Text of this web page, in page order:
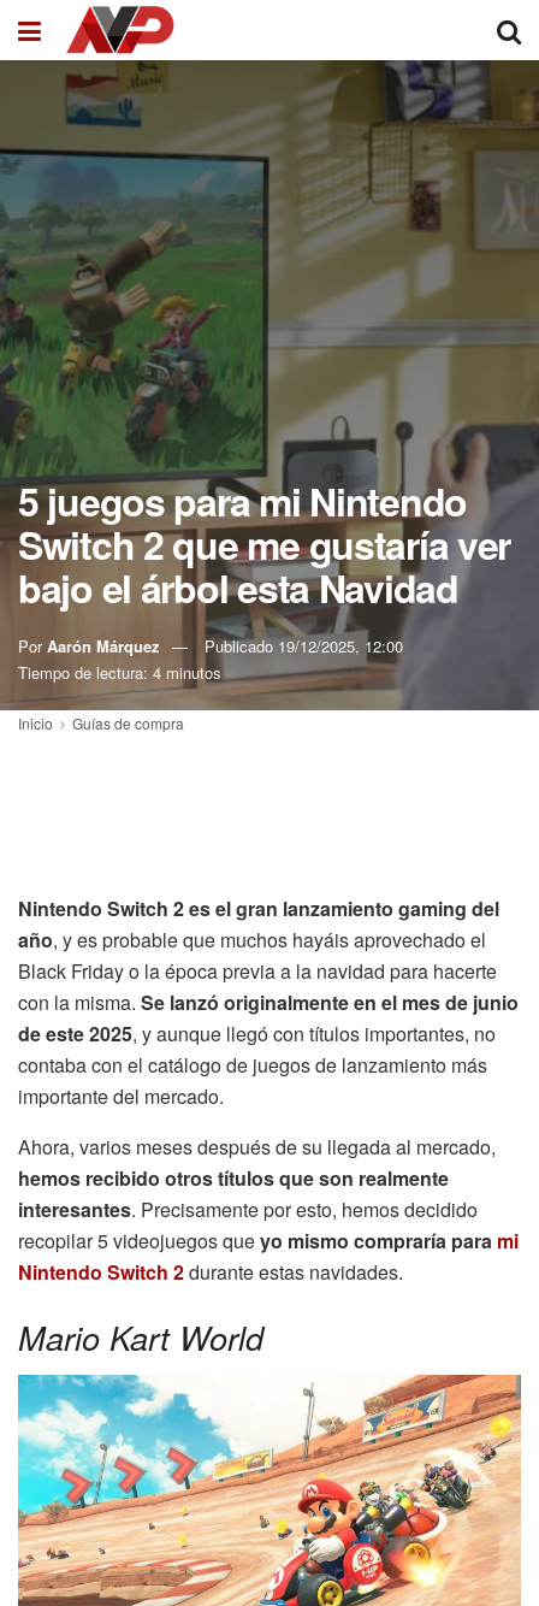
5 juegos para mi Nintendo
Switch 2 que me gustaría ver
bajo el árbol esta Navidad
Por Aarón Márquez Publicado 19/12/2025, 12:00
Tiempo de lectura: 4 minutos
Inicio Guías de compra
Nintendo Switch 2 es el gran lanzamiento gaming del
año, y es probable que muchos hayáis aprovechado el
Black Friday o la época previa a la navidad para hacerte
con la misma. Se lanzó originalmente en el mes de junio
de este 2025, y aunque llegó con títulos importantes, no
contaba con el catálogo de juegos de lanzamiento más
importante del mercado.
Ahora, varios meses después de su llegada al mercado,
hemos recibido otros títulos que son realmente
interesantes. Precisamente por esto, hemos decidido
recopilar 5 videojuegos queyo mismo compraría para mi
Nintendo Switch 2durante estas navidades.
Mario Kart World